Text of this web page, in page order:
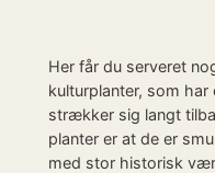
Her får du serveret
kulturplanter, som
strækker sig langt
planter er at de er
med stor historisk